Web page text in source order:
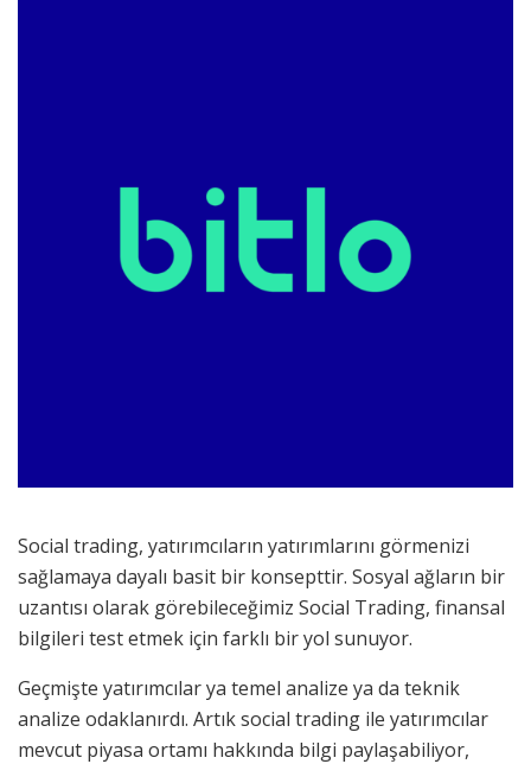
Social trading, yatırımcıların yatırımlarını görmenizi
sağlamaya dayalı basit bir konsepttir. Sosyal ağların bir
uzantısı olarak görebileceğimiz Social Trading, finansal
bilgileri test etmek için farklı bir yol sunuyor.
Geçmişte yatırımcılar ya temel analize ya da teknik
analize odaklanırdı. Artık social trading ile yatırımcılar
mevcut piyasa ortamı hakkında bilgi paylaşabiliyor,